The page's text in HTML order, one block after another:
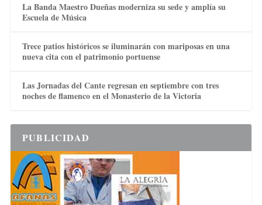
La Banda Maestro Dueñas moderniza su sede y amplía su
Escuela de Música
Trece patios históricos se iluminarán con mariposas en una
nueva cita con el patrimonio portuense
Las Jornadas del Cante regresan en septiembre con tres
noches de flamenco en el Monasterio de la Victoria
PUBLICIDAD